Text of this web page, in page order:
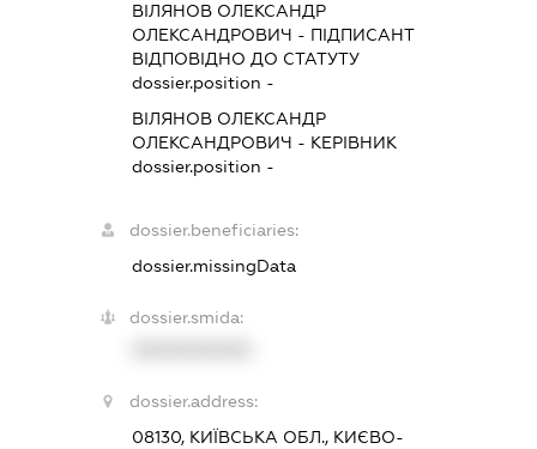
ВІЛЯНОВ ОЛЕКСАНДР
ОЛЕКСАНДРОВИЧ - ПІДПИСАНТ
ВІДПОВІДНО ДО СТАТУТУ
dossier.position -
ВІЛЯНОВ ОЛЕКСАНДР
ОЛЕКСАНДРОВИЧ - КЕРІВНИК
dossier.position -
dossier.beneficiaries:
dossier.missingData
dossier.smida:
dossier.address:
08130, КИЇВСЬКА ОБЛ., КИЄВО-